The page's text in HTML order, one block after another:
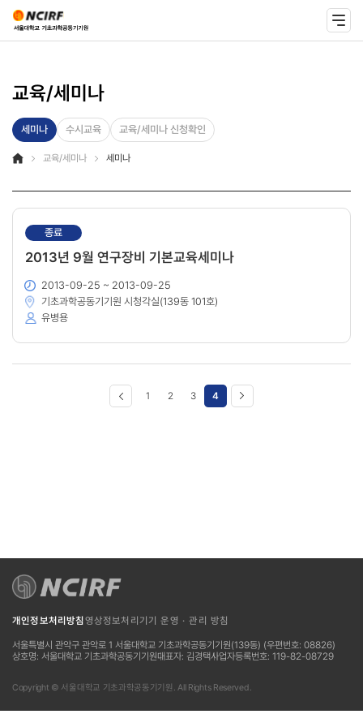
교육/세미나
세미나 수시교육 교육/세미나 신청확인
교육/세미나 세미나
종료
2013년 9월 연구장비 기본교육세미나
2013-09-25 ~ 2013-09-25
기초과학공동기기원 시청각실(139동 101호)
유병용
1 2 3 4
서울특별시 관악구 관악로 1 서울대학교 기초과학공동기기원(139동) (우편번호: 08826)
상호명: 서울대학교 기초과학공동기기원대표자: 김경택사업자등록번호: 119-82-08729
개인정보처리방침 영상정보처리기기 운영 · 관리 방침
Copyright © 서울대학교 기초과학공동기기원. All Rights Reserved.